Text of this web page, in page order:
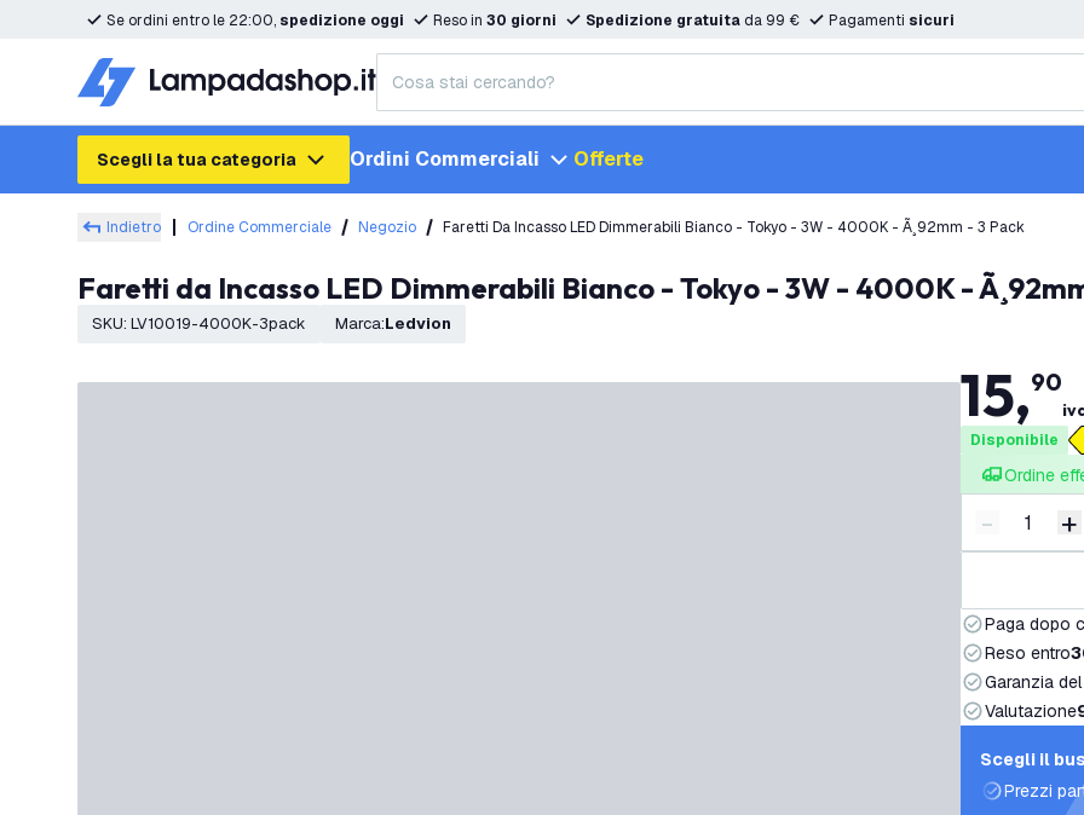
Se ordini entro le 22:00, spedizione oggi Reso in 30 giorni Spedizione gratuita da 99 € Pagamenti sicuri
Scegli la tua categoria Ordini Commerciali Offerte
Indietro Ordine Commerciale Negozio Faretti Da Incasso LED Dimmerabili Bianco - Tokyo - 3W - 4000K - Ã¸92mm - 3 Pack
Faretti da Incasso LED Dimmerabili Bianco - Tokyo - 3W - 4000K -
SKU: LV10019-4000K-3pack Marca: Ledvion
15,90
Disponibile
Ordine
Riduci
- +
Paga dopo
Reso entro
Garanzia
Valutazione
Scegli il
Prezzi